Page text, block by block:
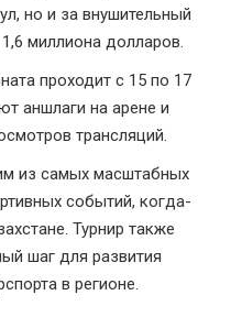
но и за внушительный
миллиона долларов.
проходит с 15 по 17
аншлаги на арене и
трансляций.
из самых масштабных
событий, когда-
Турнир также
шаг для развития
в регионе.